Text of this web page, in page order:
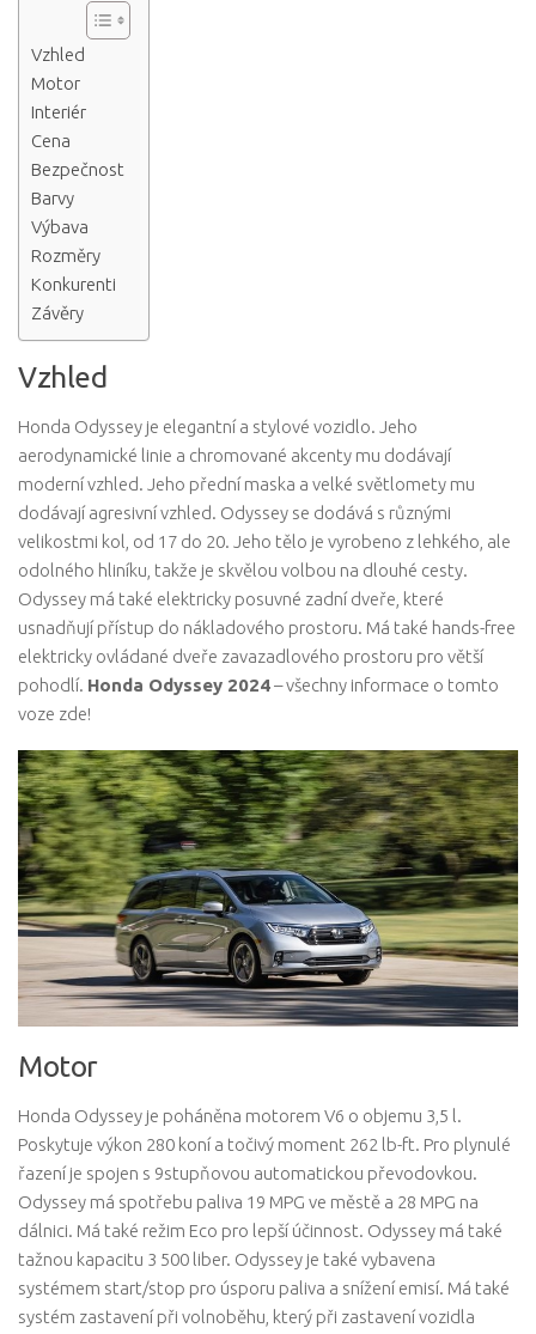
Vzhled
Motor
Interiér
Cena
Bezpečnost
Barvy
Výbava
Rozměry
Konkurenti
Závěry
Vzhled
Honda Odyssey je elegantní a stylové vozidlo. Jeho
aerodynamické linie a chromované akcenty mu dodávají
moderní vzhled. Jeho přední maska ​​a velké světlomety mu
dodávají agresivní vzhled. Odyssey se dodává s různými
velikostmi kol, od 17 do 20. Jeho tělo je vyrobeno z lehkého, ale
odolného hliníku, takže je skvělou volbou na dlouhé cesty.
Odyssey má také elektricky posuvné zadní dveře, které
usnadňují přístup do nákladového prostoru. Má také hands-free
elektricky ovládané dveře zavazadlového prostoru pro větší
pohodlí. Honda Odyssey 2024– všechny informace o tomto
voze zde!
Motor
Honda Odyssey je poháněna motorem V6 o objemu 3,5 l.
Poskytuje výkon 280 koní a točivý moment 262 lb-ft. Pro plynulé
řazení je spojen s 9stupňovou automatickou převodovkou.
Odyssey má spotřebu paliva 19 MPG ve městě a 28 MPG na
dálnici. Má také režim Eco pro lepší účinnost. Odyssey má také
tažnou kapacitu 3 500 liber. Odyssey je také vybavena
systémem start/stop pro úsporu paliva a snížení emisí. Má také
systém zastavení při volnoběhu, který při zastavení vozidla